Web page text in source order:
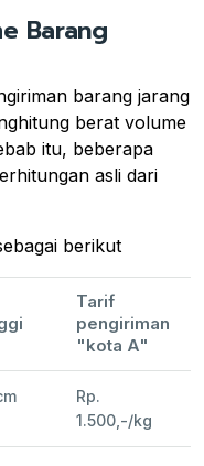
Barang
barang jarang
berat volume
itu, beberapa
asli dari
berikut
Tarif
pengiriman
"kota A"
Rp.
1.500,-/kg